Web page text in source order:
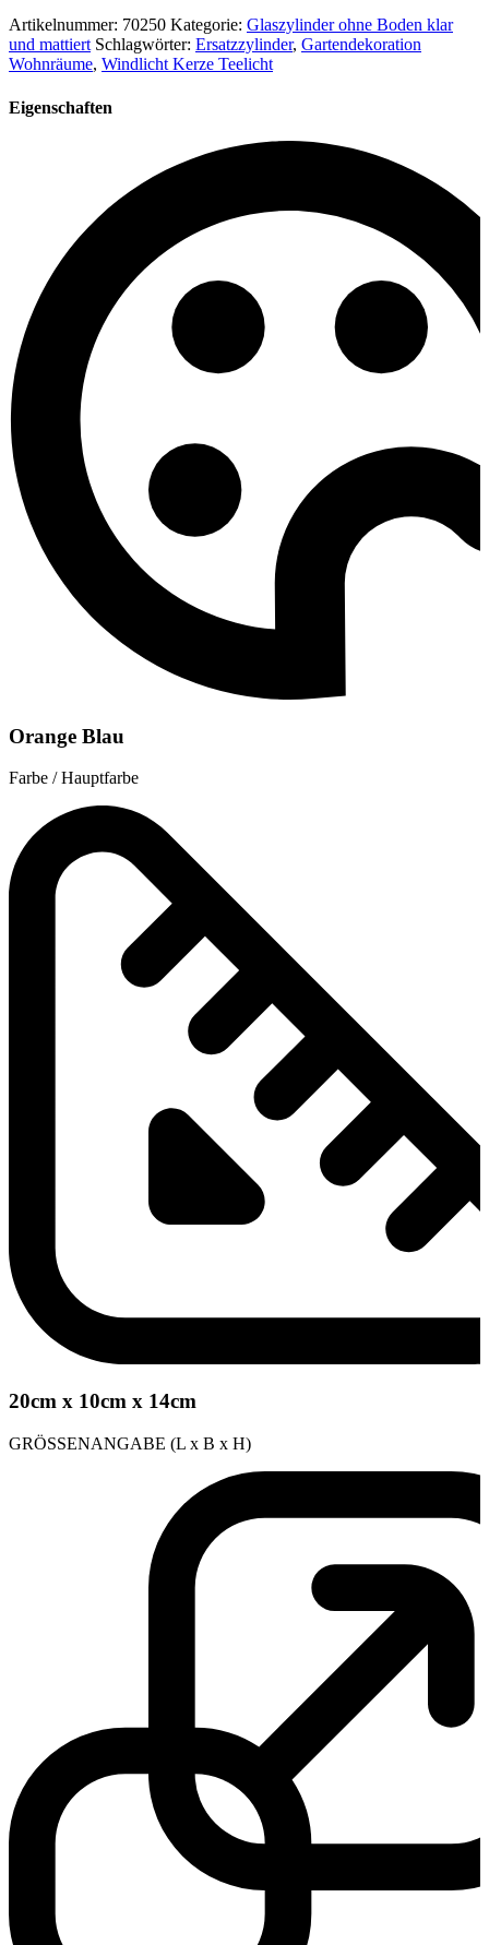
Artikelnummer: 70250 Kategorie: Glaszylinder ohne Boden klar
und mattiert Schlagwörter: Ersatzzylinder, Gartendekoration
Wohnräume, Windlicht Kerze Teelicht
Eigenschaften
Orange Blau
Farbe / Hauptfarbe
20cm x 10cm x 14cm
GRÖSSENANGABE (L x B x H)